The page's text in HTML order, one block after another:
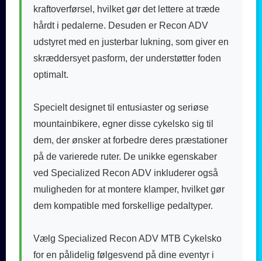
kraftoverførsel, hvilket gør det lettere at træde
hårdt i pedalerne. Desuden er Recon ADV
udstyret med en justerbar lukning, som giver en
skræddersyet pasform, der understøtter foden
optimalt.
Specielt designet til entusiaster og seriøse
mountainbikere, egner disse cykelsko sig til
dem, der ønsker at forbedre deres præstationer
på de varierede ruter. De unikke egenskaber
ved Specialized Recon ADV inkluderer også
muligheden for at montere klamper, hvilket gør
dem kompatible med forskellige pedaltyper.
Vælg Specialized Recon ADV MTB Cykelsko
for en pålidelig følgesvend på dine eventyr i